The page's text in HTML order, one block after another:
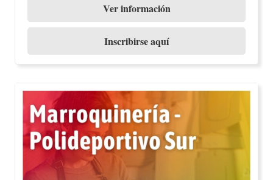
Ver información
Inscribirse aquí